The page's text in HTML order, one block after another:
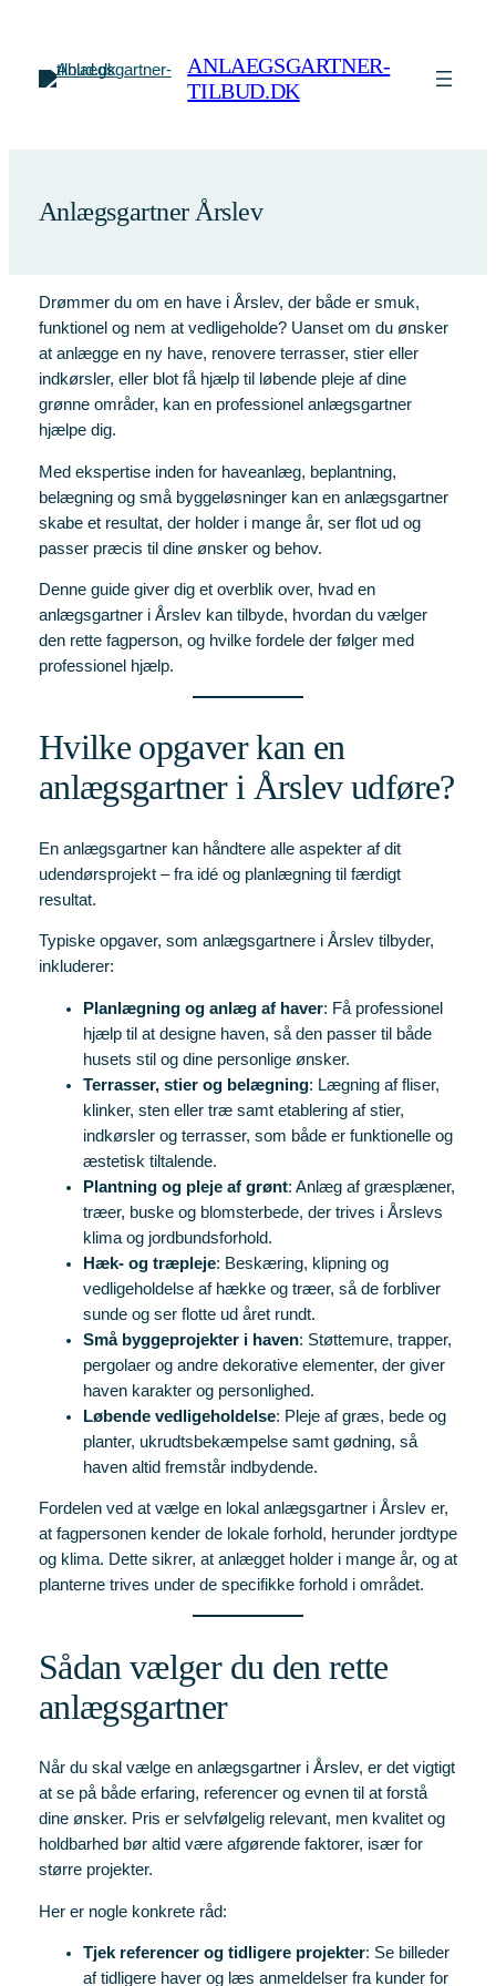
indhold
ANLAEGSGARTNER-
TILBUD.DK
Anlægsgartner Årslev
Drømmer du om en have i Årslev, der både er smuk,
funktionel og nem at vedligeholde? Uanset om du ønsker
at anlægge en ny have, renovere terrasser, stier eller
indkørsler, eller blot få hjælp til løbende pleje af dine
grønne områder, kan en professionel anlægsgartner
hjælpe dig.
Med ekspertise inden for haveanlæg, beplantning,
belægning og små byggeløsninger kan en anlægsgartner
skabe et resultat, der holder i mange år, ser flot ud og
passer præcis til dine ønsker og behov.
Denne guide giver dig et overblik over, hvad en
anlægsgartner i Årslev kan tilbyde, hvordan du vælger
den rette fagperson, og hvilke fordele der følger med
professionel hjælp.
Hvilke opgaver kan en
anlægsgartner i Årslev udføre?
En anlægsgartner kan håndtere alle aspekter af dit
udendørsprojekt – fra idé og planlægning til færdigt
resultat.
Typiske opgaver, som anlægsgartnere i Årslev tilbyder,
inkluderer:
Planlægning og anlæg af haver: Få professionel
hjælp til at designe haven, så den passer til både
husets stil og dine personlige ønsker.
Terrasser, stier og belægning: Lægning af fliser,
klinker, sten eller træ samt etablering af stier,
indkørsler og terrasser, som både er funktionelle og
æstetisk tiltalende.
Plantning og pleje af grønt: Anlæg af græsplæner,
træer, buske og blomsterbede, der trives i Årslevs
klima og jordbundsforhold.
Hæk- og træpleje: Beskæring, klipning og
vedligeholdelse af hække og træer, så de forbliver
sunde og ser flotte ud året rundt.
Små byggeprojekter i haven: Støttemure, trapper,
pergolaer og andre dekorative elementer, der giver
haven karakter og personlighed.
Løbende vedligeholdelse: Pleje af græs, bede og
planter, ukrudtsbekæmpelse samt gødning, så
haven altid fremstår indbydende.
Fordelen ved at vælge en lokal anlægsgartner i Årslev er,
at fagpersonen kender de lokale forhold, herunder jordtype
og klima. Dette sikrer, at anlægget holder i mange år, og at
planterne trives under de specifikke forhold i området.
Sådan vælger du den rette
anlægsgartner
Når du skal vælge en anlægsgartner i Årslev, er det vigtigt
at se på både erfaring, referencer og evnen til at forstå
dine ønsker. Pris er selvfølgelig relevant, men kvalitet og
holdbarhed bør altid være afgørende faktorer, især for
større projekter.
Her er nogle konkrete råd:
Tjek referencer og tidligere projekter: Se billeder
af tidligere haver og læs anmeldelser fra kunder for